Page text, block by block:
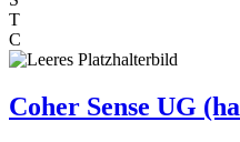
T
C
Coher Sense UG